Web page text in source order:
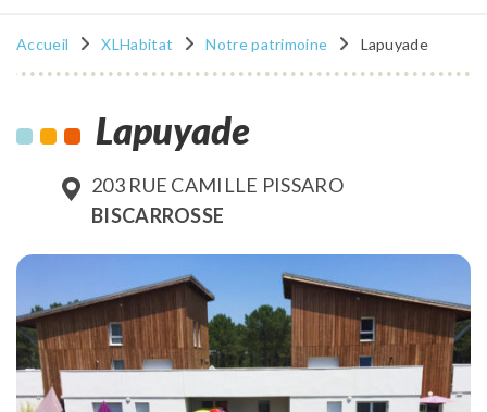
Accueil XLHabitat Notre patrimoine Lapuyade
Lapuyade
203 RUE CAMILLE PISSARO
BISCARROSSE